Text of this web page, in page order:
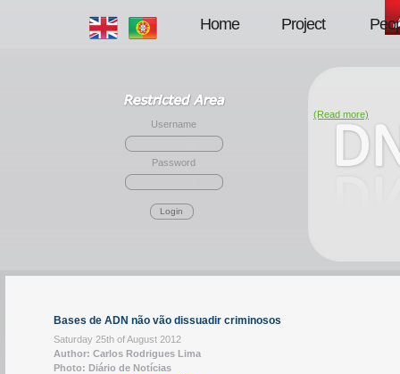
(Read more)
Username
Password
Login
Home Project
Bases de ADN não vão dissuadir criminosos
Saturday 25th of August 2012
Author: Carlos Rodrigues Lima
Photo: Diário de Notícias